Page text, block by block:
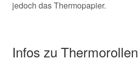
jedoch das Thermopapier.
Infos zu Thermorollen